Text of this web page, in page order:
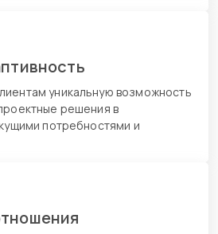
уникальную возможность
решения в
потребностями и